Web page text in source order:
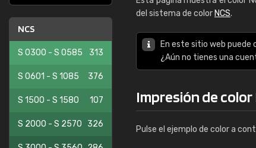
NCS
S 0300 - S 0585 313
S 0601 - S 1085 376
S 1500 - S 1580 107
S 2000 - S 2570 326
del sistema de color NCS.
En este sitio web puede
¿Aún no tienes una
Impresión de color
Pulse el ejemplo de color a